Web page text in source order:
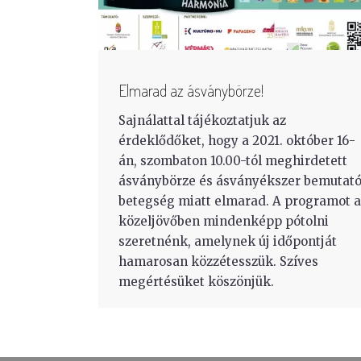
Elmarad az ásványbörze!
Sajnálattal tájékoztatjuk az
érdeklődőket, hogy a 2021. október 16-
án, szombaton 10.00-tól meghirdetett
ásványbörze és ásványékszer bemutató
betegség miatt elmarad. A programot a
közeljövőben mindenképp pótolni
szeretnénk, amelynek új időpontját
hamarosan közzétesszük. Szíves
megértésüket köszönjük.